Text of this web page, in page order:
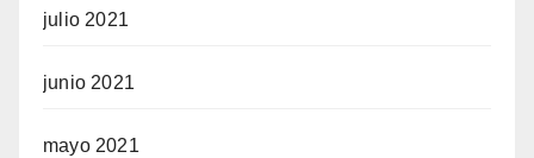
julio 2021
junio 2021
mayo 2021